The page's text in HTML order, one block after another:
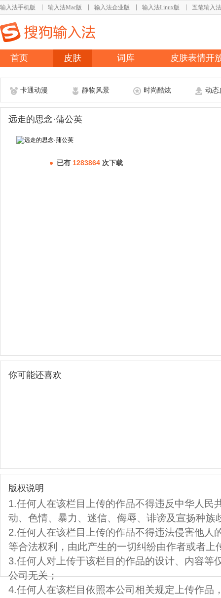
输入法手机版 输入法Mac版 输入法企业版 输入法Linux版 五笔输入法
首页 皮肤 词库 皮肤表情开
卡通动漫 静物风景 时尚酷炫 动态
远走的思念·蒲公英
已有 1283864 次下载
你可能还喜欢
版权说明
1.任何人在该栏目上传的作品不得违反中华人民
动、色情、暴力、迷信、侮辱、诽谤及宣扬种族
2.任何人在该栏目上传的作品不得违法侵害他人
等合法权利，由此产生的一切纠纷由作者或者上
3.任何人对上传于该栏目的作品的设计、内容等
公司无关；
4.任何人在该栏目依照本公司相关规定上传作品